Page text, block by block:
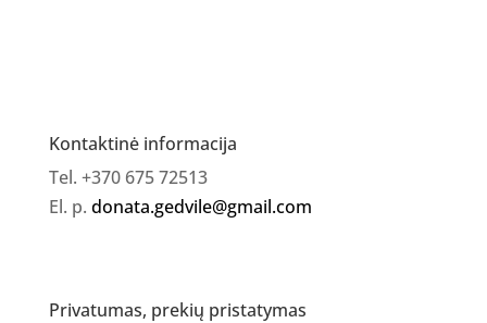
Kontaktinė informacija
Tel. +370 675 72513
El. p. donata.gedvile@gmail.com
Privatumas, prekių pristatymas